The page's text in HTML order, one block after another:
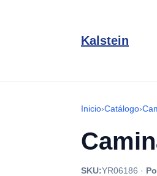
Kalstein
Inicio›Catálogo›
SKU:YR06186 ·